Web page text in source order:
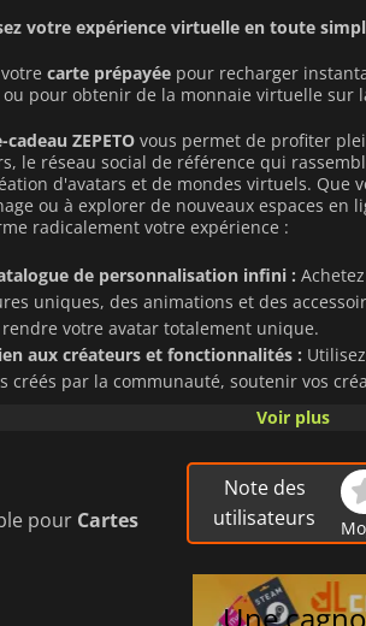
votre expérience virtuelle en toute
carte prépayée pour recharger
ou pour obtenir de la monnaie virtuelle sur
ZEPETO vous permet de profiter
le réseau social de référence qui
d'avatars et de mondes virtuels. Que
ou à explorer de nouveaux espaces en
radicalement votre expérience :
de personnalisation infini :
uniques, des animations et des
votre avatar totalement unique.
aux créateurs et fonctionnalités :
créés par la communauté, soutenir vos
premium dans les différents
et prêt à être dépensé en toute
solution idéale, rapide et sécurisée, que
gift cards ZEPETOsont
Voir plus
pour Cartes
Note des
utilisateurs